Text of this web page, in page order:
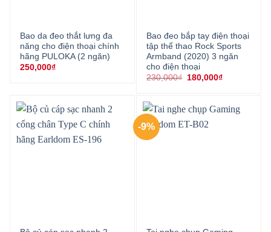
Bao da đeo thắt lưng đa
năng cho điện thoại chính
hãng PULOKA (2 ngăn)
250,000₫
Bao đeo bắp tay điện thoại
tập thể thao Rock Sports
Armband (2020) 3 ngăn
cho điện thoại
230,000₫ Giá
180,000₫Giá
180,000₫.
-9%